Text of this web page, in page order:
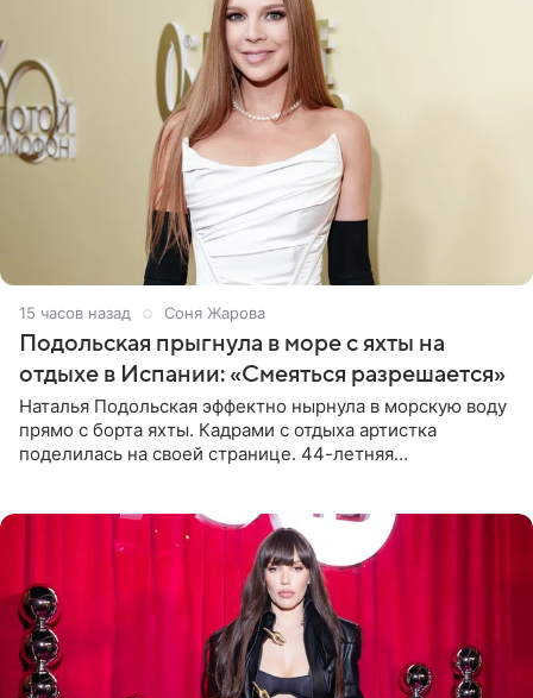
15 часов назад Соня Жарова
Подольская прыгнула в море с яхты на
отдыхе в Испании: «Смеяться разрешается»
Наталья Подольская эффектно нырнула в морскую воду
прямо с борта яхты. Кадрами с отдыха артистка
поделилась на своей странице. 44-летняя